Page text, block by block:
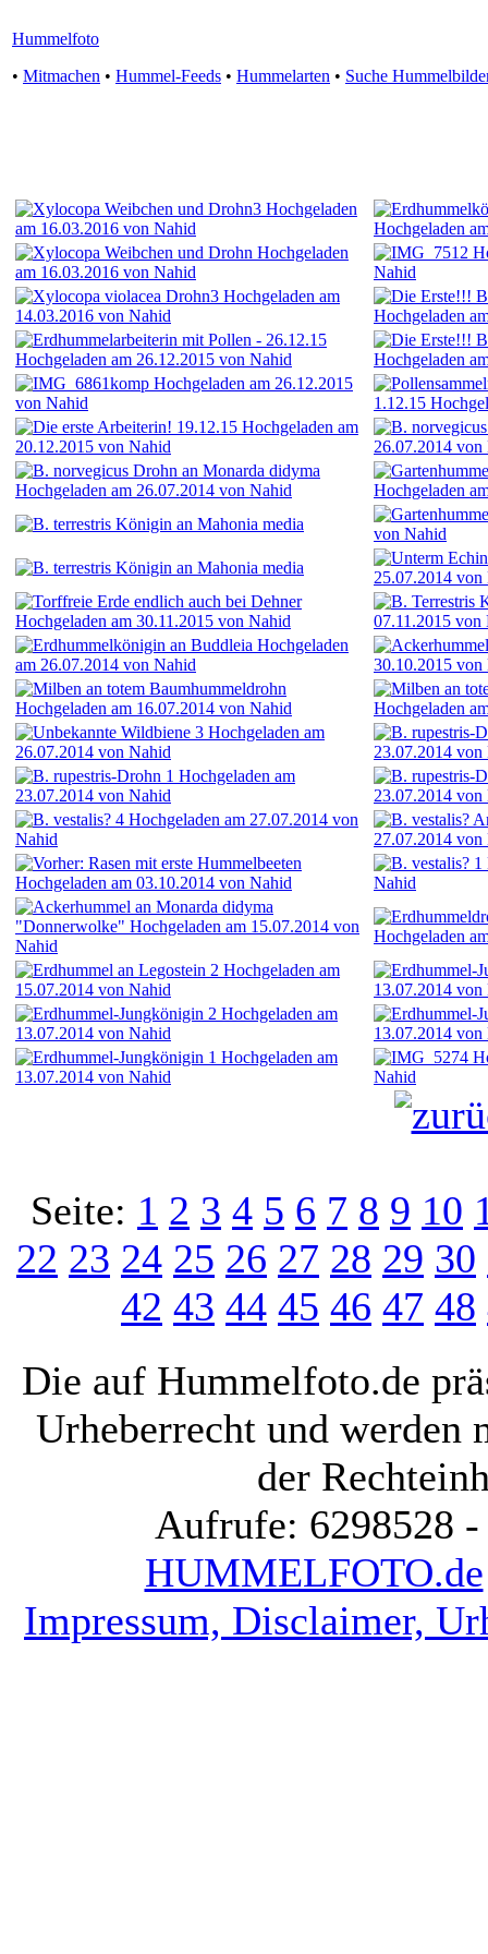
Hummelfoto
• Mitmachen • Hummel-Feeds • Hummelarten • Suche
Seite: 1 2 3 4 5 6 7 8 9 10
22 23 24 25 26 27 28 29 30
42 43 44 45 46 47 48
Die auf Hummelfoto.de
Urheberrecht und werden
der
Aufrufe: 6298528
HUMMELFOTO.de
Impressum, Disclaimer,